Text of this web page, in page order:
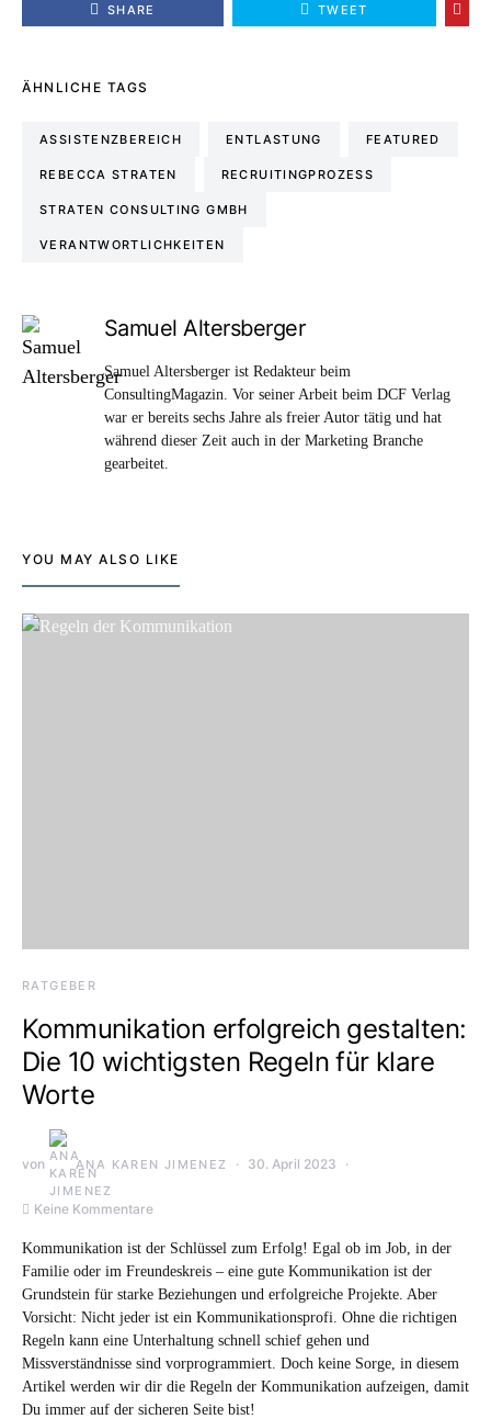
SHARE TWEET
ÄHNLICHE TAGS
ASSISTENZBEREICH ENTLASTUNG FEATURED
REBECCA STRATEN RECRUITINGPROZESS
STRATEN CONSULTING GMBH
VERANTWORTLICHKEITEN
Samuel Altersberger
Samuel Altersberger ist Redakteur beim
ConsultingMagazin. Vor seiner Arbeit beim DCF Verlag
war er bereits sechs Jahre als freier Autor tätig und hat
während dieser Zeit auch in der Marketing Branche
gearbeitet.
YOU MAY ALSO LIKE
RATGEBER
Kommunikation erfolgreich gestalten:
Die 10 wichtigsten Regeln für klare
Worte
von ANA KAREN JIMENEZ 30. April 2023
Keine Kommentare
Kommunikation ist der Schlüssel zum Erfolg! Egal ob im Job, in der
Familie oder im Freundeskreis – eine gute Kommunikation ist der
Grundstein für starke Beziehungen und erfolgreiche Projekte. Aber
Vorsicht: Nicht jeder ist ein Kommunikationsprofi. Ohne die richtigen
Regeln kann eine Unterhaltung schnell schief gehen und
Missverständnisse sind vorprogrammiert. Doch keine Sorge, in diesem
Artikel werden wir dir die Regeln der Kommunikation aufzeigen, damit
Du immer auf der sicheren Seite bist!